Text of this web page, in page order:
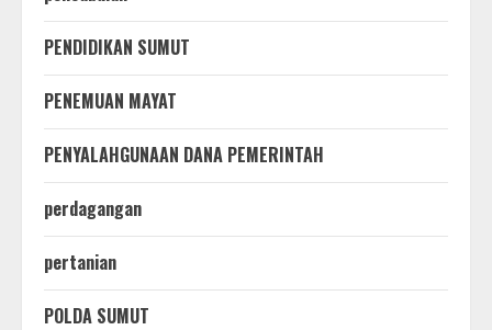
PENDIDIKAN SUMUT
PENEMUAN MAYAT
PENYALAHGUNAAN DANA PEMERINTAH
perdagangan
pertanian
POLDA SUMUT